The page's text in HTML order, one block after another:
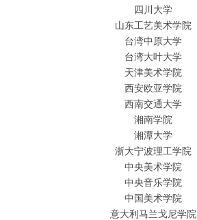
四川大学
山东工艺美术学院
台湾中原大学
台湾大叶大学
天津美术学院
西安欧亚学院
西南交通大学
湘南学院
湘潭大学
浙大宁波理工学院
中央美术学院
中央音乐学院
中国美术学院
意大利马兰戈尼学院